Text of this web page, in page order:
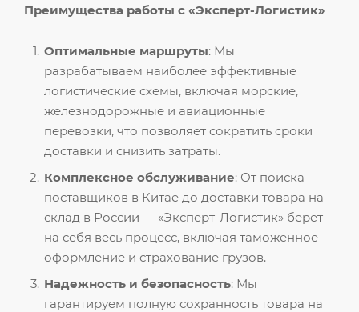
Преимущества работы с «Эксперт-Логистик»
Оптимальные маршруты: Мы
разрабатываем наиболее эффективные
логистические схемы, включая морские,
железнодорожные и авиационные
перевозки, что позволяет сократить сроки
доставки и снизить затраты.
Комплексное обслуживание: От поиска
поставщиков в Китае до доставки товара на
склад в России — «Эксперт-Логистик» берет
на себя весь процесс, включая таможенное
оформление и страхование грузов.
Надежность и безопасность: Мы
гарантируем полную сохранность товара на